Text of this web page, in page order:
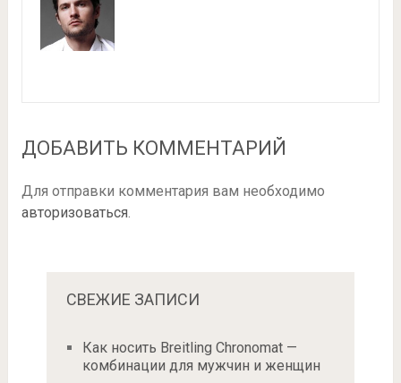
ДОБАВИТЬ КОММЕНТАРИЙ
Для отправки комментария вам необходимо
авторизоваться.
СВЕЖИЕ ЗАПИСИ
Как носить Breitling Chronomat —
комбинации для мужчин и женщин